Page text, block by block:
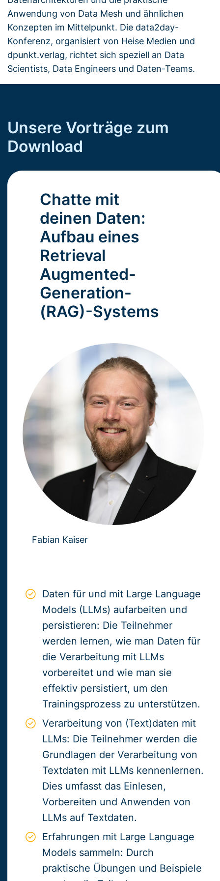
Anwendung von Data Mesh und ähnlichen
Konzepten im Mittelpunkt. Die data2day-
Konferenz, organisiert von Heise Medien und
dpunkt.verlag, richtet sich speziell an Data
Scientists, Data Engineers und Daten-Teams.
Unsere Vorträge zum
Download
Chatte mit
deinen Daten:
Aufbau eines
Retrieval
Augmented-
Generation-
(RAG)-Systems
Fabian Kaiser
Daten für und mit Large Language
Models (LLMs) aufarbeiten und
persistieren: Die Teilnehmer
werden lernen, wie man Daten für
die Verarbeitung mit LLMs
vorbereitet und wie man sie
effektiv persistiert, um den
Trainingsprozess zu unterstützen.
Verarbeitung von (Text)daten mit
LLMs: Die Teilnehmer werden die
Grundlagen der Verarbeitung von
Textdaten mit LLMs kennenlernen.
Dies umfasst das Einlesen,
Vorbereiten und Anwenden von
LLMs auf Textdaten.
Erfahrungen mit Large Language
Models sammeln: Durch
praktische Übungen und Beispiele